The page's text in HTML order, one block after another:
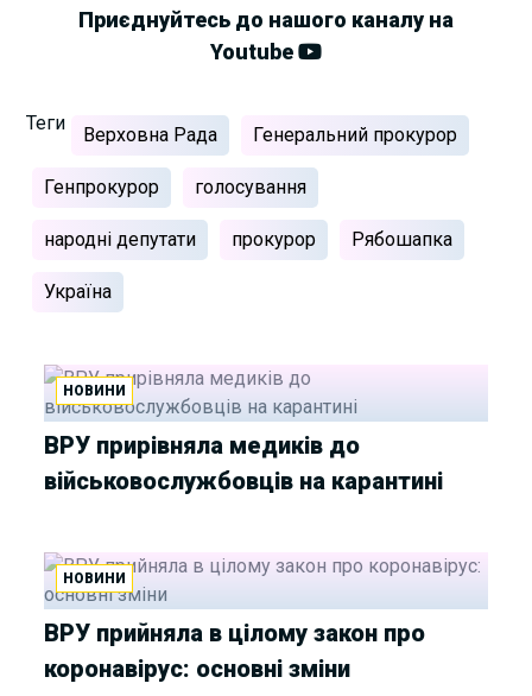
Приєднуйтесь до нашого каналу на
Youtube
Теги
Верховна Рада Генеральний прокурор
Генпрокурор голосування
народні депутати прокурор Рябошапка
Україна
НОВИНИ
ВРУ прирівняла медиків до
військовослужбовців на карантині
НОВИНИ
ВРУ прийняла в цілому закон про
коронавірус: основні зміни